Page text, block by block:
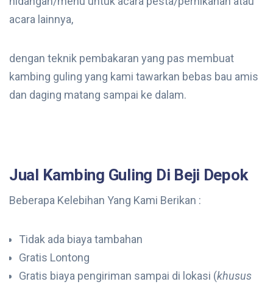
acara lainnya,
dengan teknik pembakaran yang pas membuat
kambing guling yang kami tawarkan bebas bau amis
dan daging matang sampai ke dalam.
Jual Kambing Guling Di Beji Depok
Beberapa Kelebihan Yang Kami Berikan :
Tidak ada biaya tambahan
Gratis Lontong
Gratis biaya pengiriman sampai di lokasi (khusus